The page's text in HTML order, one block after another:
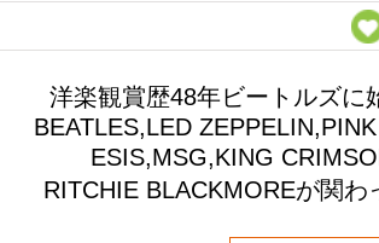
洋楽観賞歴48年ビートルズに
BEATLES,LED
ESIS,MSG,KING
RITCHIE BLACKMOREが関